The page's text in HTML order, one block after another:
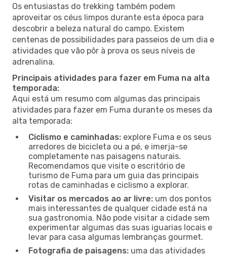
Os entusiastas do trekking também podem
aproveitar os céus limpos durante esta época para
descobrir a beleza natural do campo. Existem
centenas de possibilidades para passeios de um dia e
atividades que vão pôr à prova os seus níveis de
adrenalina.
Principais atividades para fazer em Fuma na alta
temporada:
Aqui está um resumo com algumas das principais
atividades para fazer em Fuma durante os meses da
alta temporada:
Ciclismo e caminhadas: explore Fuma e os seus
arredores de bicicleta ou a pé, e imerja-se
completamente nas paisagens naturais.
Recomendamos que visite o escritório de
turismo de Fuma para um guia das principais
rotas de caminhadas e ciclismo a explorar.
Visitar os mercados ao ar livre: um dos pontos
mais interessantes de qualquer cidade está na
sua gastronomia. Não pode visitar a cidade sem
experimentar algumas das suas iguarias locais e
levar para casa algumas lembranças gourmet.
Fotografia de paisagens: uma das atividades